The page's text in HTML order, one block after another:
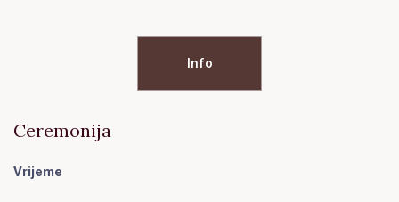
Info
Ceremonija
Vrijeme